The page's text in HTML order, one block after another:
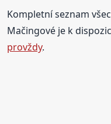
Kompletní seznam
Mačingové je k
provždy.